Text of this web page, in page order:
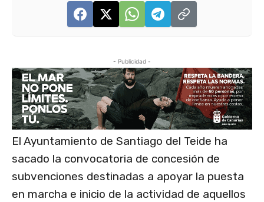
- Publicidad -
El Ayuntamiento de Santiago del Teide ha
sacado la convocatoria de concesión de
subvenciones destinadas a apoyar la puesta
en marcha e inicio de la actividad de aquellos